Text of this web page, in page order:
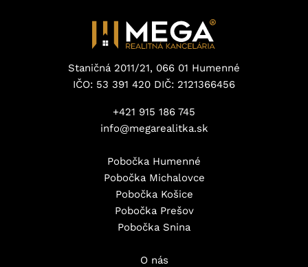
Staničná 2011/21, 066 01 Humenné
IČO: 53 391 420 DIČ: 2121366456
+421 915 186 745
info@megarealitka.sk
Pobočka Humenné
Pobočka Michalovce
Pobočka Košice
Pobočka Prešov
Pobočka Snina
O nás